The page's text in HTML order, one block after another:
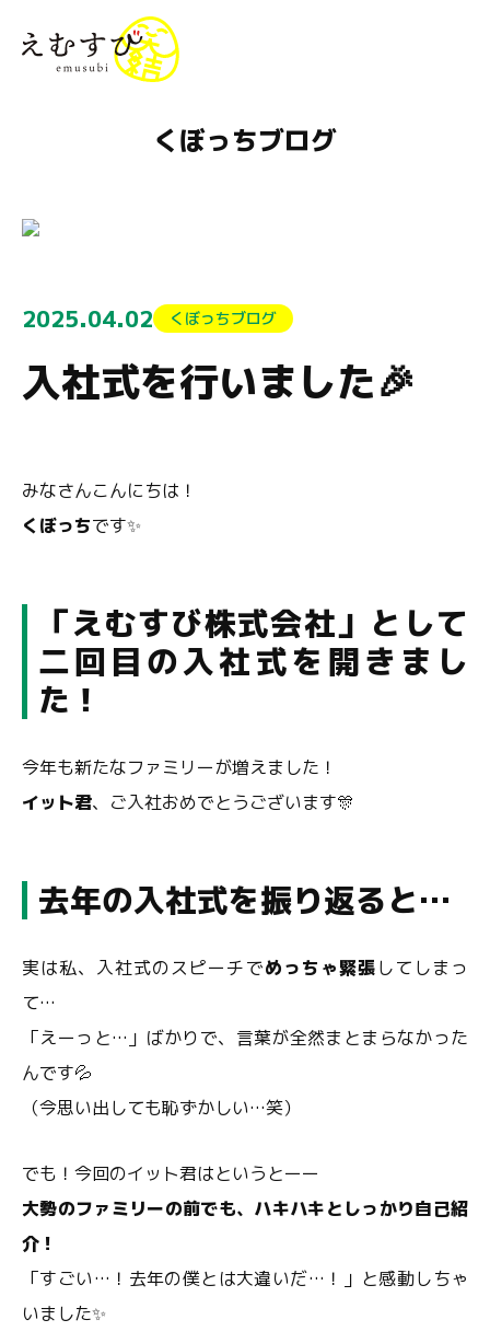
くぼっちブログ
2025.04.02 くぼっちブログ
入社式を行いました🎉
みなさんこんにちは！
くぼっちです✨
「えむすび株式会社」として
二回目の入社式を開きまし
た！
今年も新たなファミリーが増えました！
イット君、ご入社おめでとうございます🎊
去年の入社式を振り返ると…
実は私、入社式のスピーチでめっちゃ緊張してしまっ
て…
「えーっと…」ばかりで、言葉が全然まとまらなかった
んです💦
（今思い出しても恥ずかしい…笑）
でも！今回のイット君はというとーー
大勢のファミリーの前でも、ハキハキとしっかり自己紹
介！
「すごい…！去年の僕とは大違いだ…！」と感動しちゃ
いました✨